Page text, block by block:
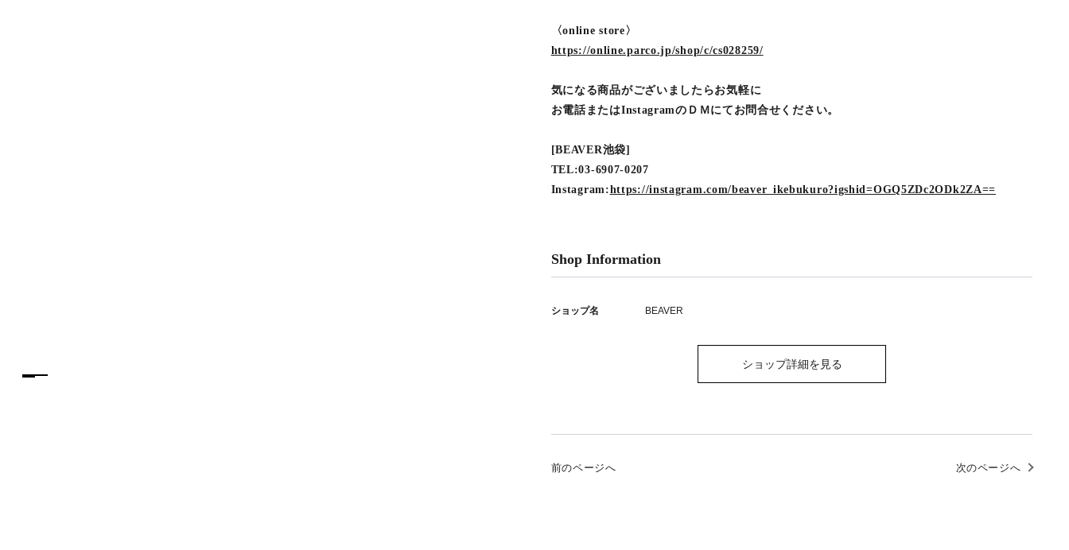
〈online store〉
https://online.parco.jp/shop/c/cs028259/
気になる商品がございましたらお気軽に
お電話またはInstagramのＤＭにてお問合せください。
[BEAVER池袋]
TEL:03-6907-0207
Instagram:https://instagram.com/beaver_ikebukuro?igshid=OGQ5ZDc2ODk2ZA==
Shop Information
ショップ名 BEAVER
ショップ詳細を見る
前のページへ 次のページへ